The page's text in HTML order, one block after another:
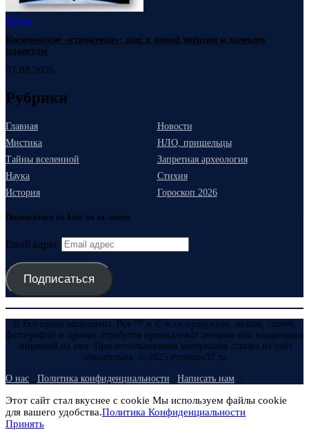
Наука
Космические «строители»: шаг к новой энергии и далеким
планетам
07.08.2026
Рубрики
Главная
Новости
Мистика
НЛО, пришельцы
Тайны вселенной
Запретная археология
Наука
Стихия
История
Гороскоп 2026
Подписаться на блог по эл. почте
Email адрес
Подписаться
© Все права защищены. Все ™ и © всех продуктов, знаков, статей,
фотографий и прочих атрибутов принадлежат авторам или владельцам
лицензий на них. При использовании материалов ссылка на сайт
обязательна. © 2025 evmenov37.ru
О нас Политика конфиденциальности Написать нам
Этот сайт стал вкуснее с cookie Мы используем файлы cookie
для вашего удобства.Политика Конфиденциальности
Принять